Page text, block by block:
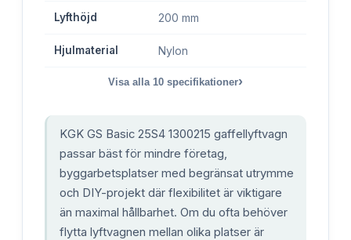
Lyfthöjd 200 mm
Hjulmaterial Nylon
Visa alla 10 specifikationer›
KGK GS Basic 25S4 1300215 gaffellyftvagn
passar bäst för mindre företag,
byggarbetsplatser med begränsat utrymme
och DIY-projekt där flexibilitet är viktigare
än maximal hållbarhet. Om du ofta behöver
flytta lyftvagnen mellan olika platser är